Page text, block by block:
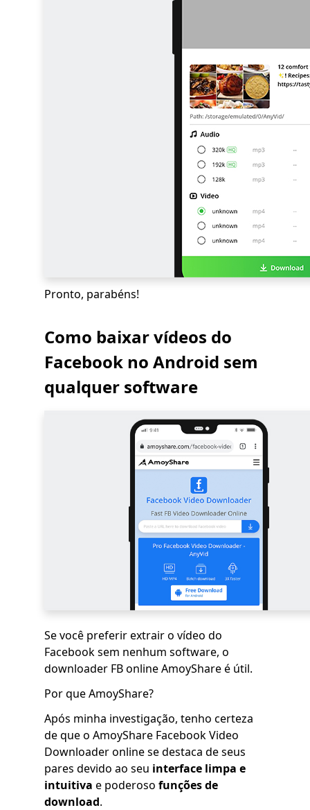
Pronto, parabéns!
Como baixar vídeos do
Facebook no Android sem
qualquer software
Se você preferir extrair o vídeo do
Facebook sem nenhum software, o
downloader FB online AmoyShare é útil.
Por que AmoyShare?
Após minha investigação, tenho certeza
de que o AmoyShare Facebook Video
Downloader online se destaca de seus
pares devido ao seu interface limpa e
intuitiva e poderoso funções de
download.